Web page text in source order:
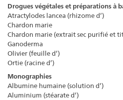
Drogues végétales et préparations à
Atractylodes lancea (rhizome d’)
Chardon marie
Chardon marie (extrait sec purifié et
Ganoderma
Olivier (feuille d’)
Ortie (racine d’)
Monographies
Albumine humaine (solution d’)
Aluminium (stéarate d’)